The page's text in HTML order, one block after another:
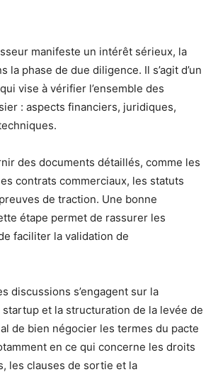
manifeste un intérêt sérieux, la
la phase de due diligence. Il s’agit d’un
vise à vérifier l’ensemble des
: aspects financiers, juridiques,
des documents détaillés, comme les
contrats commerciaux, les statuts
de traction. Une bonne
étape permet de rassurer les
faciliter la validation de
discussions s’engagent sur la
et la structuration de la levée de
de bien négocier les termes du pacte
en ce qui concerne les droits
les clauses de sortie et la